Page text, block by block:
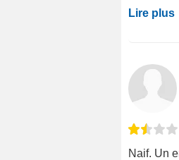
Lire plus
Naif. Un